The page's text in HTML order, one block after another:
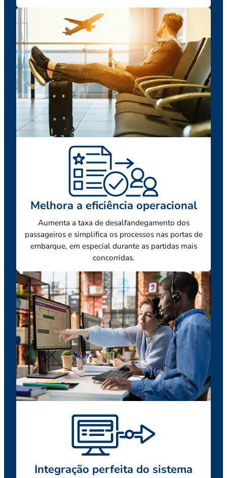
Melhora a eficiência operacional
Aumenta a taxa de desalfandegamento dos
passageiros e simplifica os processos nas portas de
embarque, em especial durante as partidas mais
concorridas.
Integração perfeita do sistema